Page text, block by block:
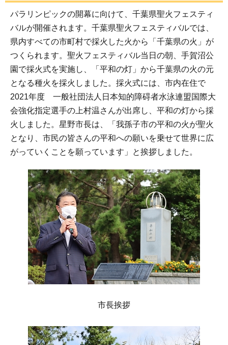
パラリンピックの開幕に向けて、千葉県聖火フェスティ
バルが開催されます。千葉県聖火フェスティバルでは、
県内すべての市町村で採火した火から「千葉県の火」が
つくられます。聖火フェスティバル当日の朝、手賀沼公
園で採火式を実施し、「平和の灯」から千葉県の火の元
となる種火を採火しました。採火式には、市内在住で
2021年度 一般社団法人日本知的障碍者水泳連盟国際大
会強化指定選手の上村温さんが出席し、平和の灯から採
火しました。星野市長は、「我孫子市の平和の火が聖火
となり、市民の皆さんの平和への願いを乗せて世界に広
がっていくことを願っています」と挨拶しました。
市長挨拶